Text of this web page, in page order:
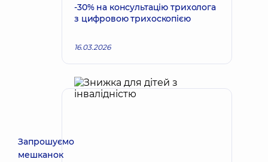
Запрошуємо
мешканок
-30% на консультацію трихолога
з цифровою трихоскопією
16.03.2026